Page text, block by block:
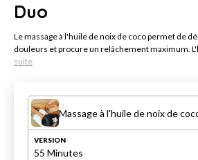
Duo
Le massage à l'huile de noix de coco permet de
douleurs et procure un relâchement maximum.
suite
Massage à l'huile de noix de
VERSION
55 Minutes